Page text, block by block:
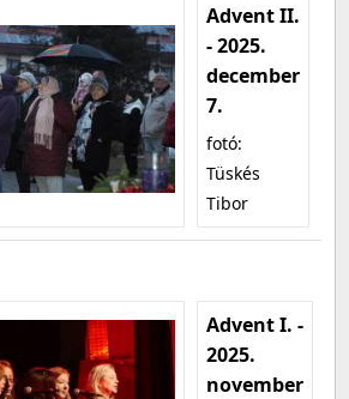
Advent II.
- 2025.
december
7.
fotó:
Tüskés
Tibor
Advent I. -
2025.
november